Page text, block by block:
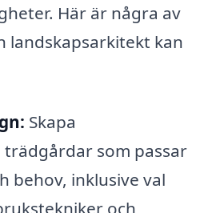
Här är några av
landskapsarkitekt kan
Skapa
som passar
behov, inklusive val
och